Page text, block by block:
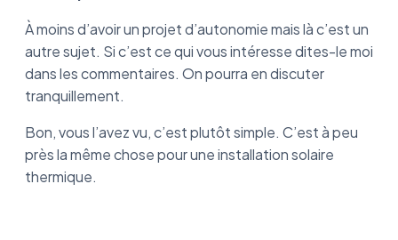
À moins d’avoir un projet d’autonomie mais là c’est un
autre sujet. Si c’est ce qui vous intéresse dites-le moi
dans les commentaires. On pourra en discuter
tranquillement.
Bon, vous l’avez vu, c’est plutôt simple. C’est à peu
près la même chose pour une installation solaire
thermique.